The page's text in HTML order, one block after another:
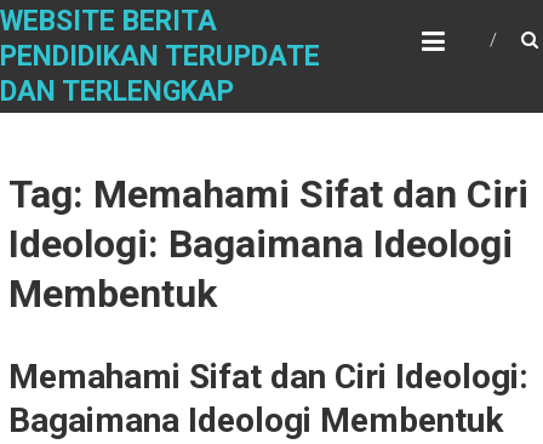
S
i
p
t
WEBSITE BERITA
PENDIDIKAN TERUPDATE
DAN TERLENGKAP
Tag: Memahami Sifat dan Ciri
Ideologi: Bagaimana Ideologi
Membentuk
Memahami Sifat dan Ciri Ideologi:
Bagaimana Ideologi Membentuk